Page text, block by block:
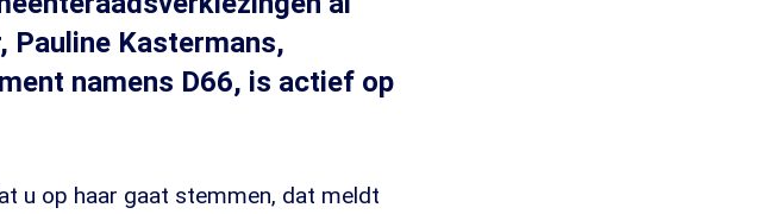
Pauline Kastermans,
namens D66, is actief op
u op haar gaat stemmen, dat meldt